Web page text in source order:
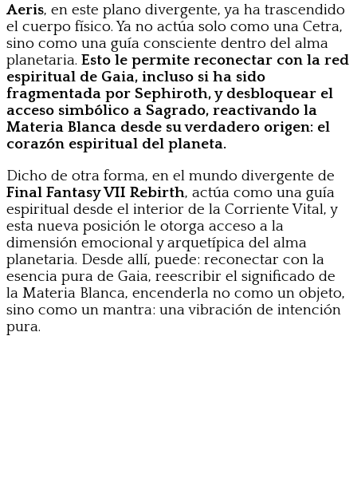
Aeris, en este plano divergente, ya ha trascendido
el cuerpo físico. Ya no actúa solo como una Cetra,
sino como una guía consciente dentro del alma
planetaria. Esto le permite reconectar con la red
espiritual de Gaia, incluso si ha sido
fragmentada por Sephiroth, y desbloquear el
acceso simbólico a Sagrado, reactivando la
Materia Blanca desde su verdadero origen: el
corazón espiritual del planeta.
Dicho de otra forma, en el mundo divergente de
Final Fantasy VII Rebirth, actúa como una guía
espiritual desde el interior de la Corriente Vital, y
esta nueva posición le otorga acceso a la
dimensión emocional y arquetípica del alma
planetaria. Desde allí, puede: reconectar con la
esencia pura de Gaia, reescribir el significado de
la Materia Blanca, encenderla no como un objeto,
sino como un mantra: una vibración de intención
pura.